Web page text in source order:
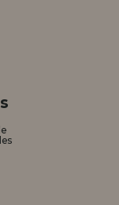
nossos produtos no
nossas